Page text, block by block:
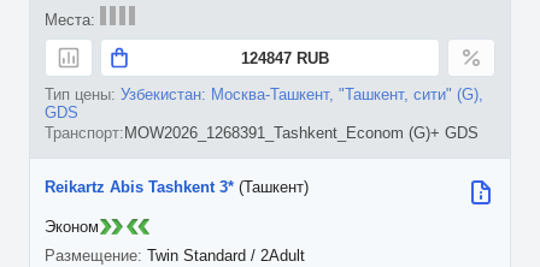
124847 RUB
Узбекистан: Москва-Ташкент, "Ташкент, сити" (G),
GDS
MOW2026_1268391_Tashkent_Econom (G)+ GDS
Reikartz Abis Tashkent 3* (Ташкент)
Twin Standard / 2Adult
Эконом